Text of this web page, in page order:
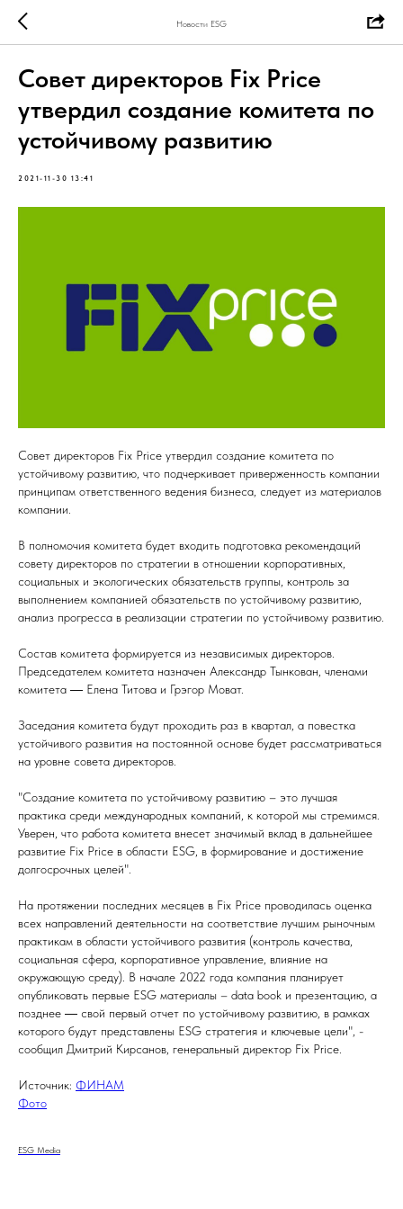
Новости ESG
Совет директоров Fix Price
утвердил создание комитета по
устойчивому развитию
2021-11-30 13:41
Совет директоров Fix Price утвердил создание комитета по
устойчивому развитию, что подчеркивает приверженность компании
принципам ответственного ведения бизнеса, следует из материалов
компании.
В полномочия комитета будет входить подготовка рекомендаций
совету директоров по стратегии в отношении корпоративных,
социальных и экологических обязательств группы, контроль за
выполнением компанией обязательств по устойчивому развитию,
анализ прогресса в реализации стратегии по устойчивому развитию.
Состав комитета формируется из независимых директоров.
Председателем комитета назначен Александр Тынкован, членами
комитета ― Елена Титова и Грэгор Моват.
Заседания комитета будут проходить раз в квартал, а повестка
устойчивого развития на постоянной основе будет рассматриваться
на уровне совета директоров.
"Создание комитета по устойчивому развитию – это лучшая
практика среди международных компаний, к которой мы стремимся.
Уверен, что работа комитета внесет значимый вклад в дальнейшее
развитие Fix Price в области ESG, в формирование и достижение
долгосрочных целей".
На протяжении последних месяцев в Fix Price проводилась оценка
всех направлений деятельности на соответствие лучшим рыночным
практикам в области устойчивого развития (контроль качества,
социальная сфера, корпоративное управление, влияние на
окружающую среду). В начале 2022 года компания планирует
опубликовать первые ESG материалы – data book и презентацию, а
позднее ― свой первый отчет по устойчивому развитию, в рамках
которого будут представлены ESG стратегия и ключевые цели", -
сообщил Дмитрий Кирсанов, генеральный директор Fix Price.
Источник: ФИНАМ
Фото
ESG Media